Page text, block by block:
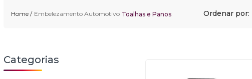
Embelezamento Automotivo Toalhas e Panos Ordenar por: